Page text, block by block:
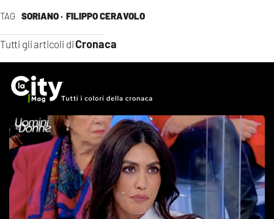
TAG SORIANO · FILIPPO CERAVOLO
Tutti gli articoli diCronaca